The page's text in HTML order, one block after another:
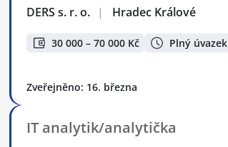
DERS s. r. o. | Hradec Králové
30 000 – 70 000 Kč Plný úvazek
Zveřejněno: 16. března
IT analytik/analytička